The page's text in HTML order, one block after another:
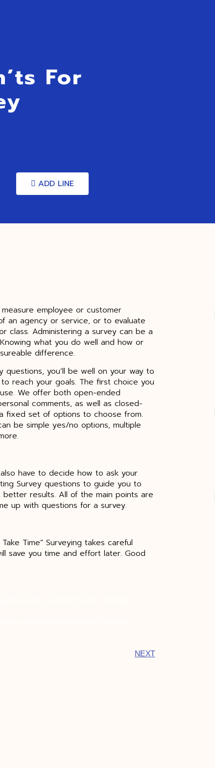
For
ADD LINE
employee or customer
an agency or service, or to evaluate
class. Administering a survey can be a
what you do well and how or
difference.
you’ll be well on your way to
reach your goals. The first choice you
We offer both open-ended
comments, as well as closed-
fixed set of options to choose from.
be simple yes/no options, multiple
have to decide how to ask your
Survey questions to guide you to
results. All of the main points are
up with questions for a survey.
Time” Surveying takes careful
save you time and effort later. Good
NEXT